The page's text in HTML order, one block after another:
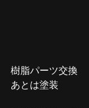
樹脂パーツ交換
あとは塗装